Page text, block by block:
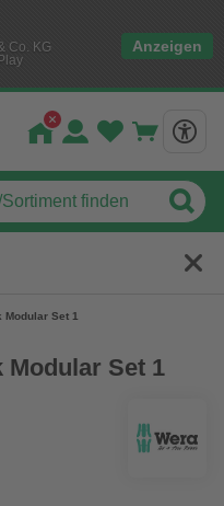
Co. KG
Anzeigen
Modular Set 1
Modular Set 1